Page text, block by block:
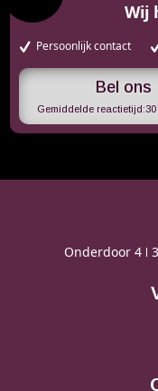
Wij
Persoonlijk contact
Gemiddelde reactietijd:
Onderdoor 4